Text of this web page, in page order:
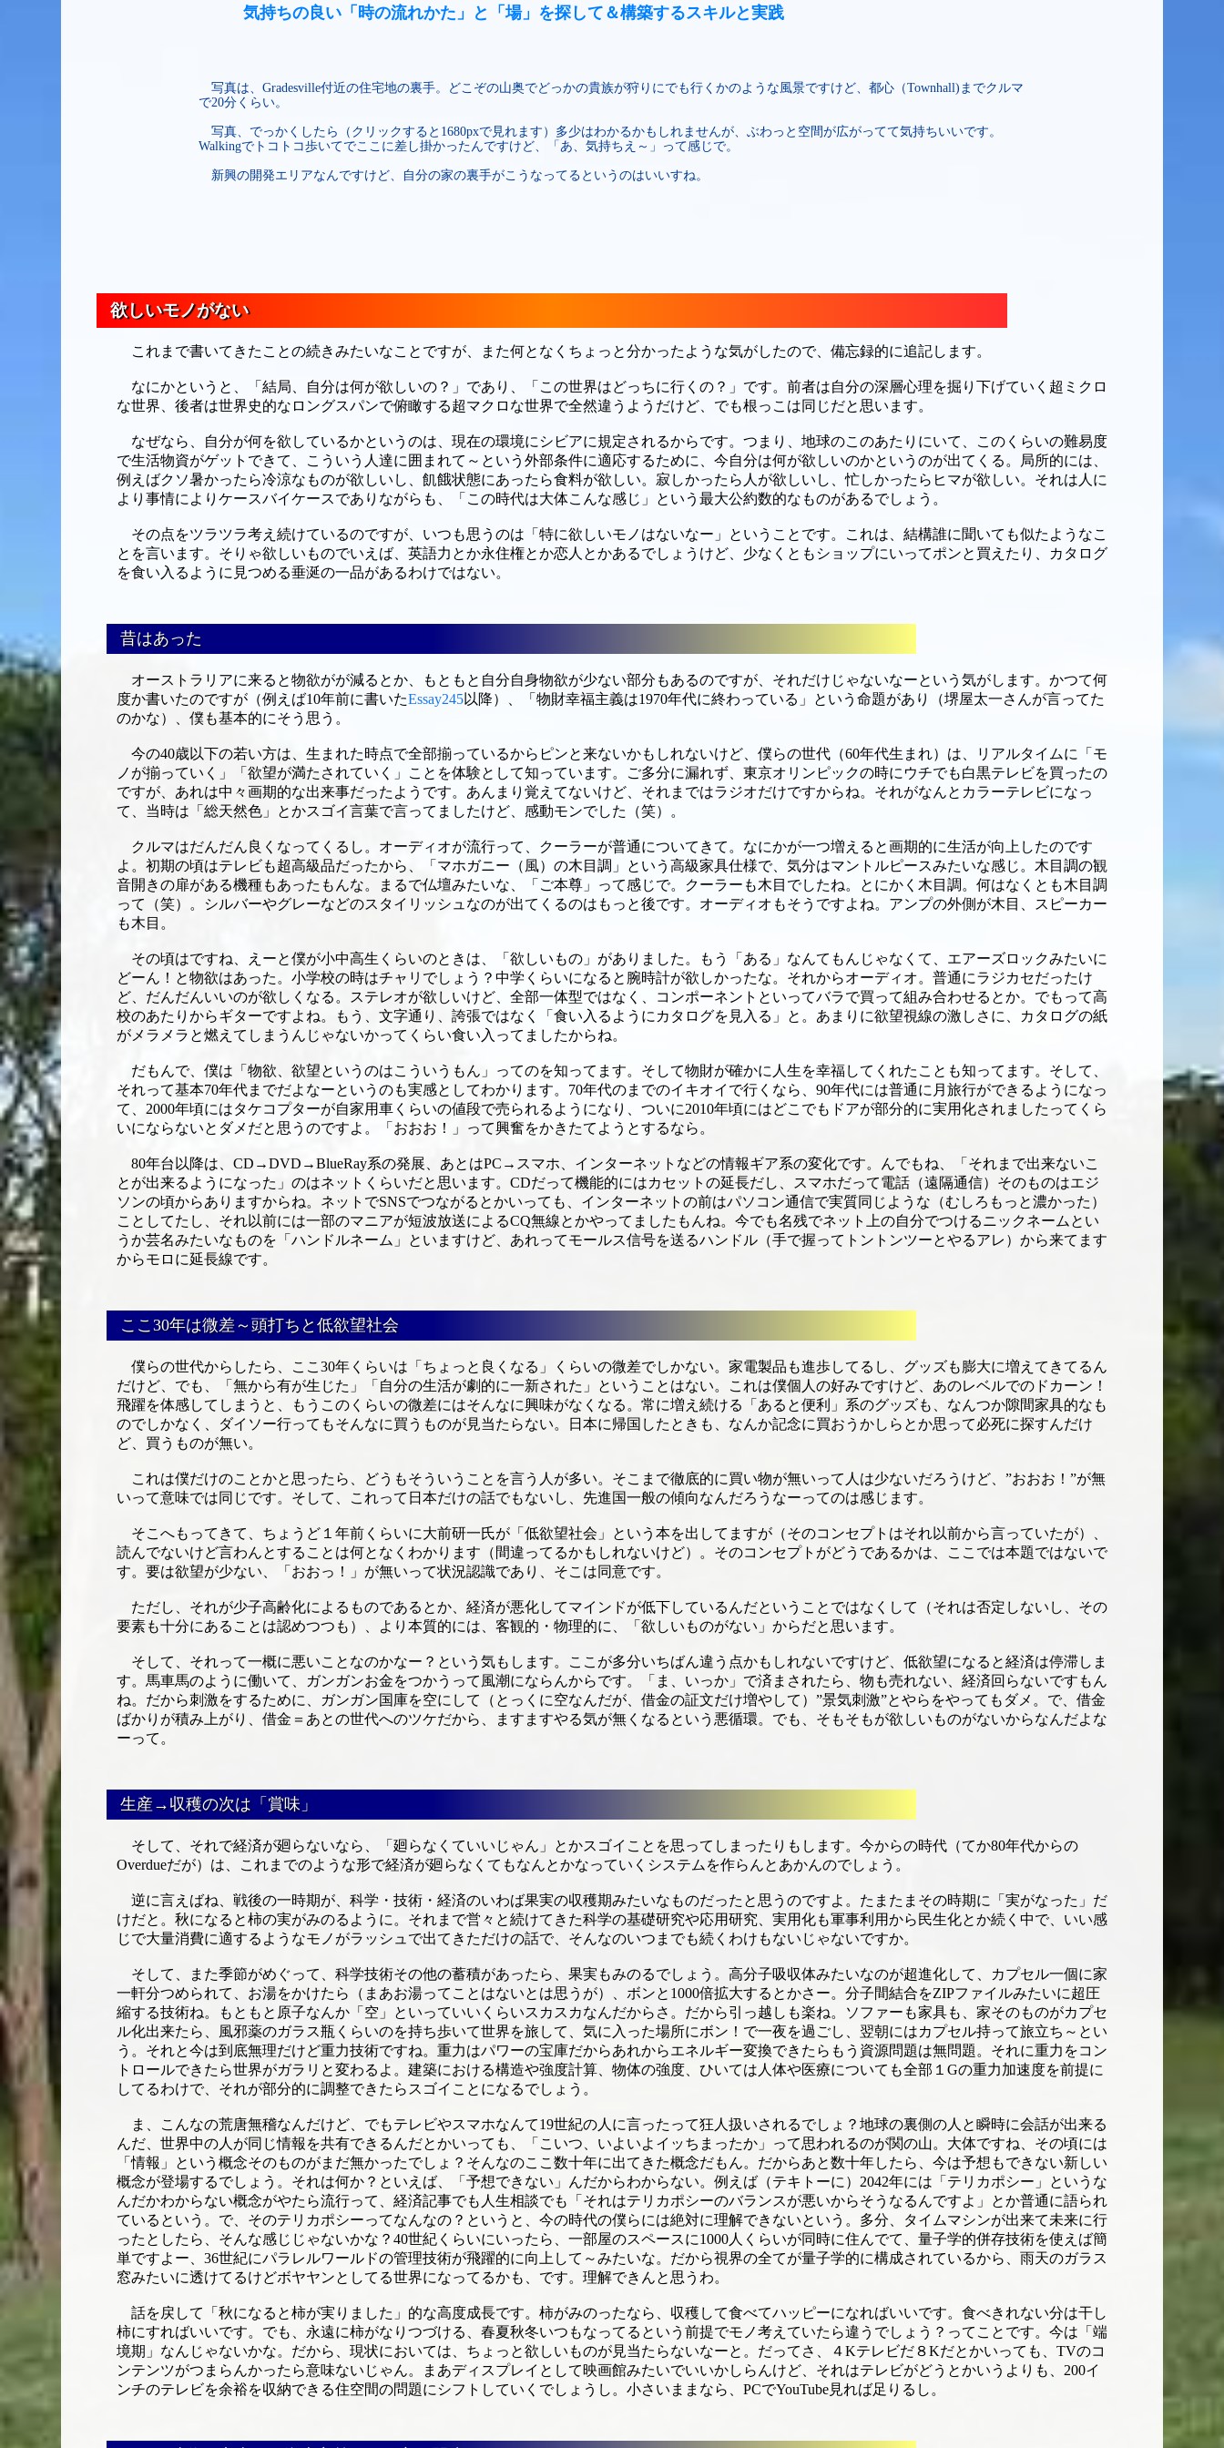
気持ちの良い「時の流れかた」と「場」を探して＆構築するスキルと実践
写真は、Gradesville付近の住宅地の裏手。どこぞの山奥でどっかの貴族が狩りにでも行くかのような風景ですけど、都心（Townhall)までクルマ
で20分くらい。
写真、でっかくしたら（クリックすると1680pxで見れます）多少はわかるかもしれませんが、ぶわっと空間が広がってて気持ちいいです。
Walkingでトコトコ歩いてでここに差し掛かったんですけど、「あ、気持ちえ～」って感じで。
新興の開発エリアなんですけど、自分の家の裏手がこうなってるというのはいいすね。
欲しいモノがない
これまで書いてきたことの続きみたいなことですが、また何となくちょっと分かったような気がしたので、備忘録的に追記します。
なにかというと、「結局、自分は何が欲しいの？」であり、「この世界はどっちに行くの？」です。前者は自分の深層心理を掘り下げていく超ミクロ
な世界、後者は世界史的なロングスパンで俯瞰する超マクロな世界で全然違うようだけど、でも根っこは同じだと思います。
なぜなら、自分が何を欲しているかというのは、現在の環境にシビアに規定されるからです。つまり、地球のこのあたりにいて、このくらいの難易度
で生活物資がゲットできて、こういう人達に囲まれて～という外部条件に適応するために、今自分は何が欲しいのかというのが出てくる。局所的には、
例えばクソ暑かったら冷涼なものが欲しいし、飢餓状態にあったら食料が欲しい。寂しかったら人が欲しいし、忙しかったらヒマが欲しい。それは人に
より事情によりケースバイケースでありながらも、「この時代は大体こんな感じ」という最大公約数的なものがあるでしょう。
その点をツラツラ考え続けているのですが、いつも思うのは「特に欲しいモノはないなー」ということです。これは、結構誰に聞いても似たようなこ
とを言います。そりゃ欲しいものでいえば、英語力とか永住権とか恋人とかあるでしょうけど、少なくともショップにいってポンと買えたり、カタログ
を食い入るように見つめる垂涎の一品があるわけではない。
昔はあった
オーストラリアに来ると物欲がが減るとか、もともと自分自身物欲が少ない部分もあるのですが、それだけじゃないなーという気がします。かつて何
度か書いたのですが（例えば10年前に書いたEssay245以降）、「物財幸福主義は1970年代に終わっている」という命題があり（堺屋太一さんが言ってた
のかな）、僕も基本的にそう思う。
今の40歳以下の若い方は、生まれた時点で全部揃っているからピンと来ないかもしれないけど、僕らの世代（60年代生まれ）は、リアルタイムに「モ
ノが揃っていく」「欲望が満たされていく」ことを体験として知っています。ご多分に漏れず、東京オリンピックの時にウチでも白黒テレビを買ったの
ですが、あれは中々画期的な出来事だったようです。あんまり覚えてないけど、それまではラジオだけですからね。それがなんとカラーテレビになっ
て、当時は「総天然色」とかスゴイ言葉で言ってましたけど、感動モンでした（笑）。
クルマはだんだん良くなってくるし。オーディオが流行って、クーラーが普通についてきて。なにかが一つ増えると画期的に生活が向上したのです
よ。初期の頃はテレビも超高級品だったから、「マホガニー（風）の木目調」という高級家具仕様で、気分はマントルピースみたいな感じ。木目調の観
音開きの扉がある機種もあったもんな。まるで仏壇みたいな、「ご本尊」って感じで。クーラーも木目でしたね。とにかく木目調。何はなくとも木目調
って（笑）。シルバーやグレーなどのスタイリッシュなのが出てくるのはもっと後です。オーディオもそうですよね。アンプの外側が木目、スピーカー
も木目。
その頃はですね、えーと僕が小中高生くらいのときは、「欲しいもの」がありました。もう「ある」なんてもんじゃなくて、エアーズロックみたいに
どーん！と物欲はあった。小学校の時はチャリでしょう？中学くらいになると腕時計が欲しかったな。それからオーディオ。普通にラジカセだったけ
ど、だんだんいいのが欲しくなる。ステレオが欲しいけど、全部一体型ではなく、コンポーネントといってバラで買って組み合わせるとか。でもって高
校のあたりからギターですよね。もう、文字通り、誇張ではなく「食い入るようにカタログを見入る」と。あまりに欲望視線の激しさに、カタログの紙
がメラメラと燃えてしまうんじゃないかってくらい食い入ってましたからね。
だもんで、僕は「物欲、欲望というのはこういうもん」ってのを知ってます。そして物財が確かに人生を幸福してくれたことも知ってます。そして、
それって基本70年代までだよなーというのも実感としてわかります。70年代のまでのイキオイで行くなら、90年代には普通に月旅行ができるようになっ
て、2000年頃にはタケコプターが自家用車くらいの値段で売られるようになり、ついに2010年頃にはどこでもドアが部分的に実用化されましたってくら
いにならないとダメだと思うのですよ。「おおお！」って興奮をかきたてようとするなら。
80年台以降は、CD→DVD→BlueRay系の発展、あとはPC→スマホ、インターネットなどの情報ギア系の変化です。んでもね、「それまで出来ないこ
とが出来るようになった」のはネットくらいだと思います。CDだって機能的にはカセットの延長だし、スマホだって電話（遠隔通信）そのものはエジ
ソンの頃からありますからね。ネットでSNSでつながるとかいっても、インターネットの前はパソコン通信で実質同じような（むしろもっと濃かった）
ことしてたし、それ以前には一部のマニアが短波放送によるCQ無線とかやってましたもんね。今でも名残でネット上の自分でつけるニックネームとい
うか芸名みたいなものを「ハンドルネーム」といますけど、あれってモールス信号を送るハンドル（手で握ってトントンツーとやるアレ）から来てます
からモロに延長線です。
ここ30年は微差～頭打ちと低欲望社会
僕らの世代からしたら、ここ30年くらいは「ちょっと良くなる」くらいの微差でしかない。家電製品も進歩してるし、グッズも膨大に増えてきてるん
だけど、でも、「無から有が生じた」「自分の生活が劇的に一新された」ということはない。これは僕個人の好みですけど、あのレベルでのドカーン！
飛躍を体感してしまうと、もうこのくらいの微差にはそんなに興味がなくなる。常に増え続ける「あると便利」系のグッズも、なんつか隙間家具的なも
のでしかなく、ダイソー行ってもそんなに買うものが見当たらない。日本に帰国したときも、なんか記念に買おうかしらとか思って必死に探すんだけ
ど、買うものが無い。
これは僕だけのことかと思ったら、どうもそういうことを言う人が多い。そこまで徹底的に買い物が無いって人は少ないだろうけど、”おおお！”が無
いって意味では同じです。そして、これって日本だけの話でもないし、先進国一般の傾向なんだろうなーってのは感じます。
そこへもってきて、ちょうど１年前くらいに大前研一氏が「低欲望社会」という本を出してますが（そのコンセプトはそれ以前から言っていたが）、
読んでないけど言わんとすることは何となくわかります（間違ってるかもしれないけど）。そのコンセプトがどうであるかは、ここでは本題ではないで
す。要は欲望が少ない、「おおっ！」が無いって状況認識であり、そこは同意です。
ただし、それが少子高齢化によるものであるとか、経済が悪化してマインドが低下しているんだということではなくして（それは否定しないし、その
要素も十分にあることは認めつつも）、より本質的には、客観的・物理的に、「欲しいものがない」からだと思います。
そして、それって一概に悪いことなのかなー？という気もします。ここが多分いちばん違う点かもしれないですけど、低欲望になると経済は停滞しま
す。馬車馬のように働いて、ガンガンお金をつかうって風潮にならんからです。「ま、いっか」で済まされたら、物も売れない、経済回らないですもん
ね。だから刺激をするために、ガンガン国庫を空にして（とっくに空なんだが、借金の証文だけ増やして）”景気刺激”とやらをやってもダメ。で、借金
ばかりが積み上がり、借金＝あとの世代へのツケだから、ますますやる気が無くなるという悪循環。でも、そもそもが欲しいものがないからなんだよな
ーって。
生産→収穫の次は「賞味」
そして、それで経済が廻らないなら、「廻らなくていいじゃん」とかスゴイことを思ってしまったりもします。今からの時代（てか80年代からの
Overdueだが）は、これまでのような形で経済が廻らなくてもなんとかなっていくシステムを作らんとあかんのでしょう。
逆に言えばね、戦後の一時期が、科学・技術・経済のいわば果実の収穫期みたいなものだったと思うのですよ。たまたまその時期に「実がなった」だ
けだと。秋になると柿の実がみのるように。それまで営々と続けてきた科学の基礎研究や応用研究、実用化も軍事利用から民生化とか続く中で、いい感
じで大量消費に適するようなモノがラッシュで出てきただけの話で、そんなのいつまでも続くわけもないじゃないですか。
そして、また季節がめぐって、科学技術その他の蓄積があったら、果実もみのるでしょう。高分子吸収体みたいなのが超進化して、カプセル一個に家
一軒分つめられて、お湯をかけたら（まあお湯ってことはないとは思うが）、ボンと1000倍拡大するとかさー。分子間結合をZIPファイルみたいに超圧
縮する技術ね。もともと原子なんか「空」といっていいくらいスカスカなんだからさ。だから引っ越しも楽ね。ソファーも家具も、家そのものがカプセ
ル化出来たら、風邪薬のガラス瓶くらいのを持ち歩いて世界を旅して、気に入った場所にボン！で一夜を過ごし、翌朝にはカプセル持って旅立ち～とい
う。それと今は到底無理だけど重力技術ですね。重力はパワーの宝庫だからあれからエネルギー変換できたらもう資源問題は無問題。それに重力をコン
トロールできたら世界がガラリと変わるよ。建築における構造や強度計算、物体の強度、ひいては人体や医療についても全部１Gの重力加速度を前提に
してるわけで、それが部分的に調整できたらスゴイことになるでしょう。
ま、こんなの荒唐無稽なんだけど、でもテレビやスマホなんて19世紀の人に言ったって狂人扱いされるでしょ？地球の裏側の人と瞬時に会話が出来る
んだ、世界中の人が同じ情報を共有できるんだとかいっても、「こいつ、いよいよイッちまったか」って思われるのが関の山。大体ですね、その頃には
「情報」という概念そのものがまだ無かったでしょ？そんなのここ数十年に出てきた概念だもん。だからあと数十年したら、今は予想もできない新しい
概念が登場するでしょう。それは何か？といえば、「予想できない」んだからわからない。例えば（テキトーに）2042年には「テリカポシー」というな
んだかわからない概念がやたら流行って、経済記事でも人生相談でも「それはテリカポシーのバランスが悪いからそうなるんですよ」とか普通に語られ
ているという。で、そのテリカポシーってなんなの？というと、今の時代の僕らには絶対に理解できないという。多分、タイムマシンが出来て未来に行
ったとしたら、そんな感じじゃないかな？40世紀くらいにいったら、一部屋のスペースに1000人くらいが同時に住んでて、量子学的併存技術を使えば簡
単ですよー、36世紀にパラレルワールドの管理技術が飛躍的に向上して～みたいな。だから視界の全てが量子学的に構成されているから、雨天のガラス
窓みたいに透けてるけどボヤヤンとしてる世界になってるかも、です。理解できんと思うわ。
話を戻して「秋になると柿が実りました」的な高度成長です。柿がみのったなら、収穫して食べてハッピーになればいいです。食べきれない分は干し
柿にすればいいです。でも、永遠に柿がなりつづける、春夏秋冬いつもなってるという前提でモノ考えていたら違うでしょう？ってことです。今は「端
境期」なんじゃないかな。だから、現状においては、ちょっと欲しいものが見当たらないなーと。だってさ、４Kテレビだ８Kだとかいっても、TVのコ
ンテンツがつまらんかったら意味ないじゃん。まあディスプレイとして映画館みたいでいいかしらんけど、それはテレビがどうとかいうよりも、200イ
ンチのテレビを余裕を収納できる住空間の問題にシフトしていくでしょうし。小さいままなら、PCでYouTube見れば足りるし。